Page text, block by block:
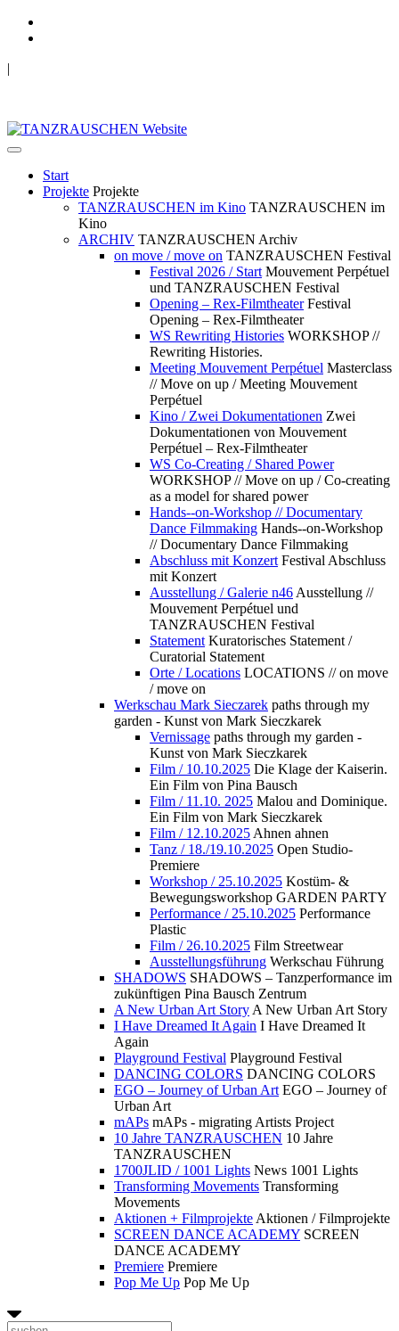
|
Start
Projekte Projekte
TANZRAUSCHEN im Kino TANZRAUSCHEN im
Kino
ARCHIV TANZRAUSCHEN Archiv
on move / move on TANZRAUSCHEN Festival
Festival 2026 / Start Mouvement Perpétuel
und TANZRAUSCHEN Festival
Opening – Rex-Filmtheater Festival
Opening – Rex-Filmtheater
WS Rewriting Histories WORKSHOP //
Rewriting Histories.
Meeting Mouvement Perpétuel Masterclass
// Move on up / Meeting Mouvement
Perpétuel
Kino / Zwei Dokumentationen Zwei
Dokumentationen von Mouvement
Perpétuel – Rex-Filmtheater
WS Co-Creating / Shared Power
WORKSHOP // Move on up / Co-creating
as a model for shared power
Hands--on-Workshop // Documentary
Dance Filmmaking Hands--on-Workshop
// Documentary Dance Filmmaking
Abschluss mit Konzert Festival Abschluss
mit Konzert
Ausstellung / Galerie n46 Ausstellung //
Mouvement Perpétuel und
TANZRAUSCHEN Festival
Statement Kuratorisches Statement /
Curatorial Statement
Orte / Locations LOCATIONS // on move
/ move on
Werkschau Mark Sieczarek paths through my
garden - Kunst von Mark Sieczkarek
Vernissage paths through my garden -
Kunst von Mark Sieczkarek
Film / 10.10.2025 Die Klage der Kaiserin.
Ein Film von Pina Bausch
Film / 11.10. 2025 Malou and Dominique.
Ein Film von Mark Sieczkarek
Film / 12.10.2025 Ahnen ahnen
Tanz / 18./19.10.2025 Open Studio-
Premiere
Workshop / 25.10.2025 Kostüm- &
Bewegungsworkshop GARDEN PARTY
Performance / 25.10.2025 Performance
Plastic
Film / 26.10.2025 Film Streetwear
Ausstellungsführung Werkschau Führung
SHADOWS SHADOWS – Tanzperformance im
zukünftigen Pina Bausch Zentrum
A New Urban Art Story A New Urban Art Story
I Have Dreamed It Again I Have Dreamed It
Again
Playground Festival Playground Festival
DANCING COLORS DANCING COLORS
EGO – Journey of Urban Art EGO – Journey of
Urban Art
mAPs mAPs - migrating Artists Project
10 Jahre TANZRAUSCHEN 10 Jahre
TANZRAUSCHEN
1700JLID / 1001 Lights News 1001 Lights
Transforming Movements Transforming
Movements
Aktionen + Filmprojekte Aktionen / Filmprojekte
SCREEN DANCE ACADEMY SCREEN
DANCE ACADEMY
Premiere Premiere
Pop Me Up Pop Me Up